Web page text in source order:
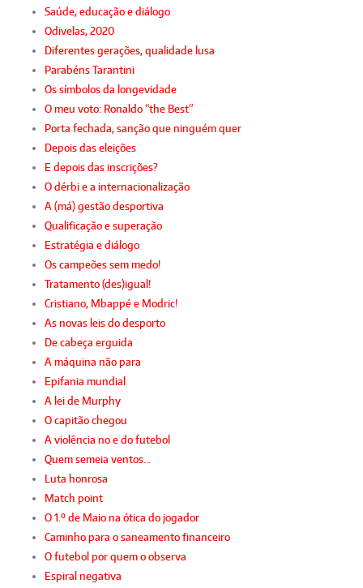
Saúde, educação e diálogo
Odivelas, 2020
Diferentes gerações, qualidade lusa
Parabéns Tarantini
Os símbolos da longevidade
O meu voto: Ronaldo “the Best”
Porta fechada, sanção que ninguém quer
Depois das eleições
E depois das inscrições?
O dérbi e a internacionalização
A (má) gestão desportiva
Qualificação e superação
Estratégia e diálogo
Os campeões sem medo!
Tratamento (des)igual!
Cristiano, Mbappé e Modric!
As novas leis do desporto
De cabeça erguida
A máquina não para
Epifania mundial
A lei de Murphy
O capitão chegou
A violência no e do futebol
Quem semeia ventos…
Luta honrosa
Match point
O 1.º de Maio na ótica do jogador
Caminho para o saneamento financeiro
O futebol por quem o observa
Espiral negativa